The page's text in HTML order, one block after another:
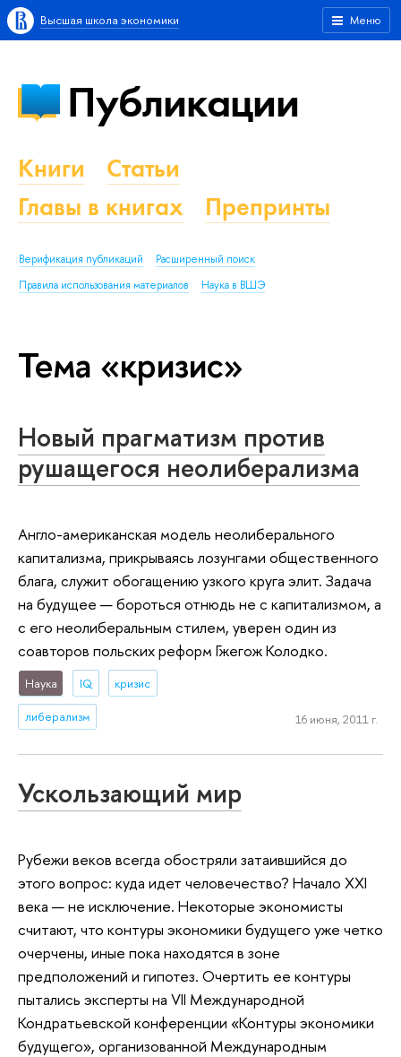
Меню
Высшая школа экономики
Публикации
Книги
Статьи
Главы в книгах
Препринты
Верификация публикаций
Расширенный поиск
Правила использования материалов
Наука в ВШЭ
Тема «кризис»
Новый прагматизм против
рушащегося неолиберализма
Англо-американская модель неолиберального
капитализма, прикрываясь лозунгами общественного
блага, служит обогащению узкого круга элит. Задача
на будущее — бороться отнюдь не с капитализмом, а
с его неолиберальным стилем, уверен один из
соавторов польских реформ Гжегож Колодко.
Наука IQ кризис
либерализм 16 июня, 2011 г.
Ускользающий мир
Рубежи веков всегда обостряли затаившийся до
этого вопрос: куда идет человечество? Начало XXI
века — не исключение. Некоторые экономисты
считают, что контуры экономики будущего уже четко
очерчены, иные пока находятся в зоне
предположений и гипотез. Очертить ее контуры
пытались эксперты на VII Международной
Кондратьевской конференции «Контуры экономики
будущего», организованной Международным